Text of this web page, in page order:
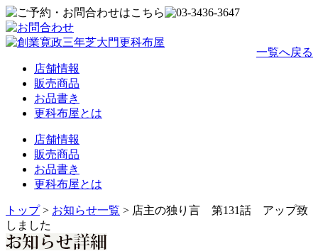
店舗情報
販売商品
お品書き
更科布屋とは
店舗情報
販売商品
お品書き
更科布屋とは
トップ > お知らせ一覧 > 店主の独り言 第131話 アップ致
しました
一覧へ戻る